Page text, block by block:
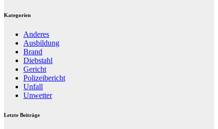
Kategorien
Anderes
Ausbildung
Brand
Diebstahl
Gericht
Polizeibericht
Unfall
Unwetter
Letzte Beiträge